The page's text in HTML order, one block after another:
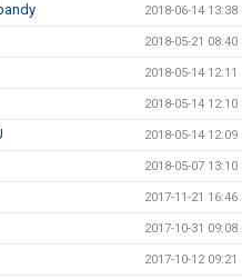
2018-06-14 13:38
2018-05-21 08:40
2018-05-14 12:11
2018-05-14 12:10
2018-05-14 12:09
2018-05-07 13:10
2017-11-21 16:46
2017-10-31 09:08
2017-10-12 09:21